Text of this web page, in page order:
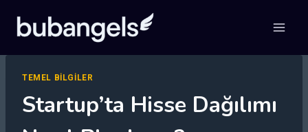
TEMEL BILGILER
Startup’ta Hisse Dağılımı